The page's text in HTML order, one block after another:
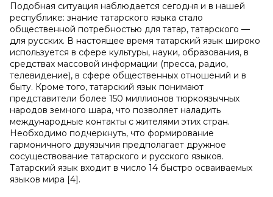
Подобная ситуация наблюдается сегодня и в нашей
республике: знание татарского языка стало
общественной потребностью для татар, татарского —
для русских. В настоящее время татарский язык широко
используется в сфере культуры, науки, образования, в
средствах массовой информации (пресса, радио,
телевидение), в сфере общественных отношений и в
быту. Кроме того, татарский язык понимают
представители более 150 миллионов тюркоязычных
народов земного шара, что позволяет наладить
международные контакты с жителями этих стран.
Необходимо подчеркнуть, что формирование
гармоничного двуязычия предполагает дружное
сосуществование татарского и русского языков.
Татарский язык входит в число 14 быстро осваиваемых
языков мира [4].